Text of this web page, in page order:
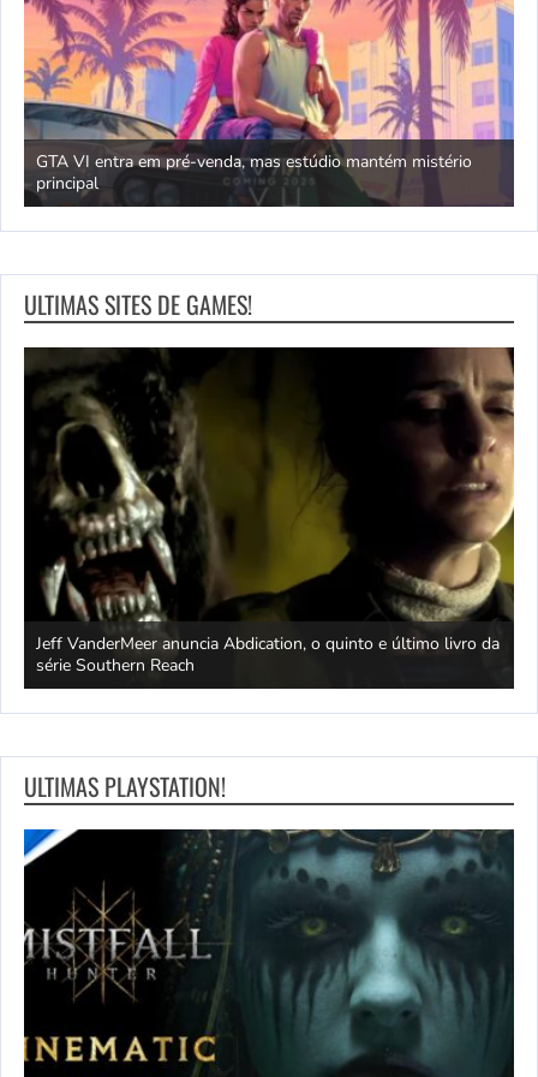
GTA VI entra em pré-venda, mas estúdio mantém mistério
principal
ULTIMAS SITES DE GAMES!
Jeff VanderMeer anuncia Abdication, o quinto e último livro da
série Southern Reach
ULTIMAS PLAYSTATION!